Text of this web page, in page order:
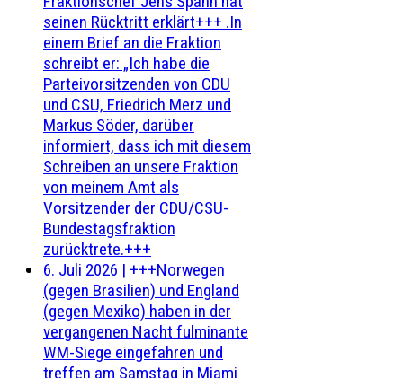
seinen Rücktritt erklärt+++ .In
einem Brief an die Fraktion
schreibt er: „Ich habe die
Parteivorsitzenden von CDU
und CSU, Friedrich Merz und
Markus Söder, darüber
informiert, dass ich mit diesem
Schreiben an unsere Fraktion
von meinem Amt als
Vorsitzender der CDU/CSU-
Bundestagsfraktion
zurücktrete.+++
6. Juli 2026 | +++Norwegen
(gegen Brasilien) und England
(gegen Mexiko) haben in der
vergangenen Nacht fulminante
WM-Siege eingefahren und
treffen am Samstag in Miami